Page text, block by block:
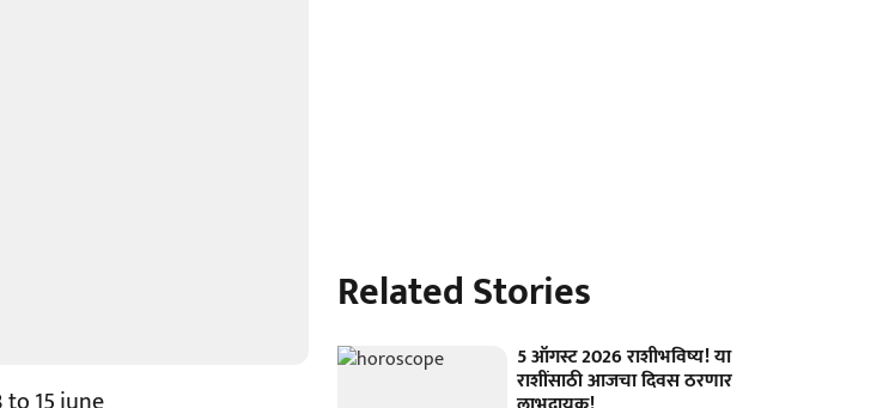
Related Stories
5 ऑगस्ट 2026 राशीभविष्य! या
राशींसाठी आजचा दिवस ठरणार